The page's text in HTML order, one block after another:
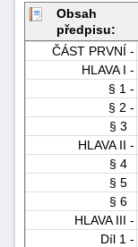
Obsah
předpisu:
ČÁST PRVNÍ -
HLAVA I -
§ 1 -
§ 2 -
§ 3
HLAVA II -
§ 4
§ 5
§ 6
HLAVA III -
Díl 1 -